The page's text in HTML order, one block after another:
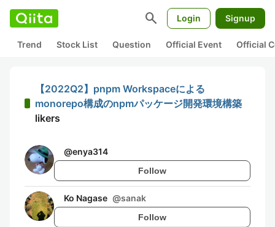
search Login Signup
Trend Stock List Question Official Event Official
【2022Q2】pnpm Workspaceによる
monorepo構成のnpmパッケージ開発環境構築
likers
@enya314
Follow
Ko Nagase @sanak
Follow